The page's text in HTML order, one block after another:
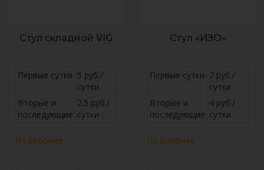
Стул складной VIG
Первые сутки 5 руб./
сутки
Вторые и
последующие
2.5 руб./
сутки
Подробнее
Стул «ИЗО»
Первые сутки 7 руб./
сутки
Вторые и
последующие
4 руб./
сутки
Подробнее